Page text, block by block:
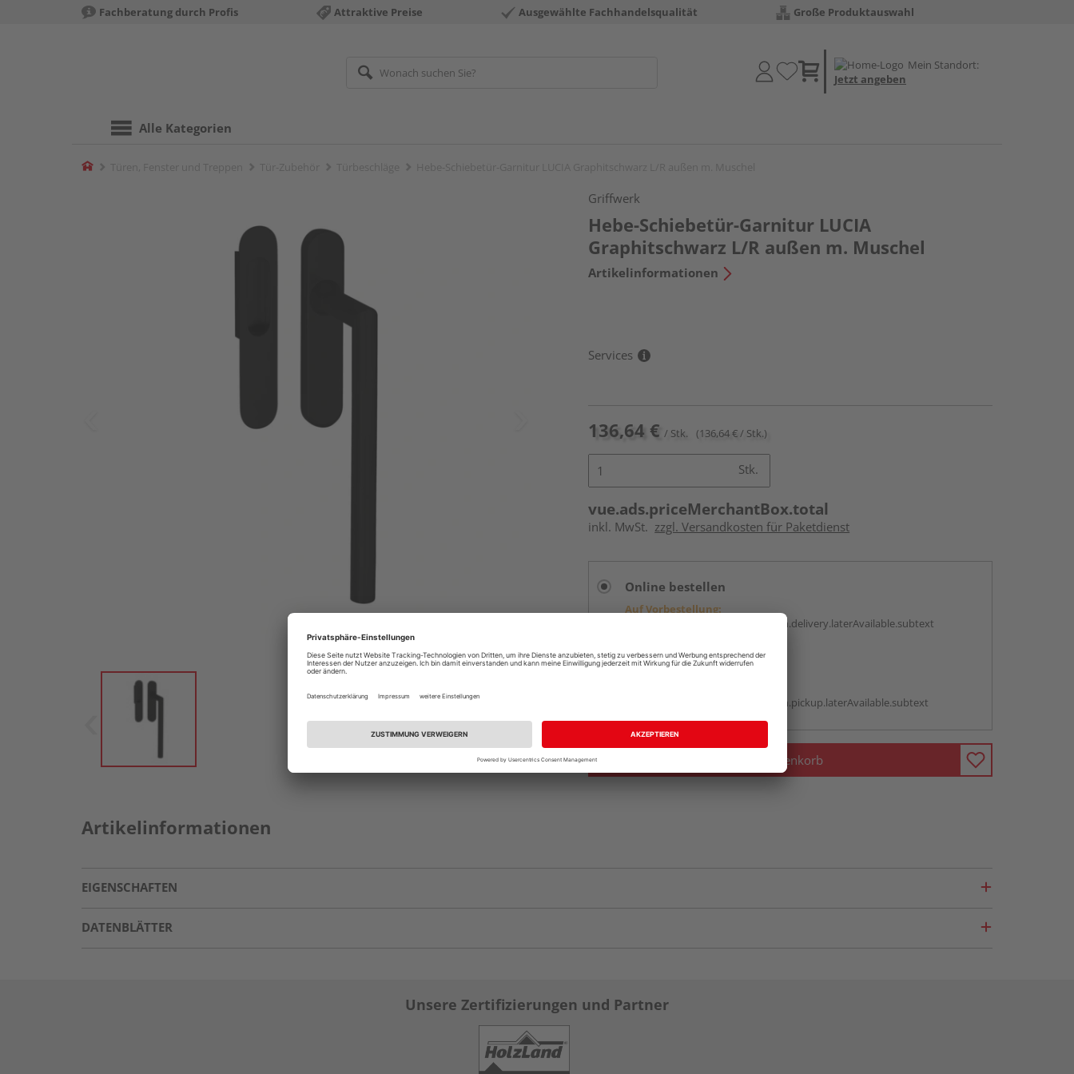
Fachberatung durch Profis Attraktive Preise Ausgewählte Fachhandelsqualität Große Produktauswahl
Mein Standort:
Jetzt angeben
Alle Kategorien
Home
Griffwerk
Hebe-Schiebetür-Garnitur LUCIA
Graphitschwarz L/R außen m. Muschel
Artikelinformationen
Services
136,64 € / Stk. (136,64 € / Stk.)
Stk.
vue.ads.priceMerchantBox.total
inkl. MwSt. zzgl. Versandkosten für Paketdienst
Online bestellen
Auf Vorbestellung:
vue.ads.priceMerchantBox.option.delivery.laterAvailable.subtext
Beim Händler abholen
vue.ads.priceMerchantBox.option.pickup.laterAvailable.subtext
In den Warenkorb
Artikelinformationen
EIGENSCHAFTEN
DATENBLÄTTER
Unsere Zertifizierungen und Partner